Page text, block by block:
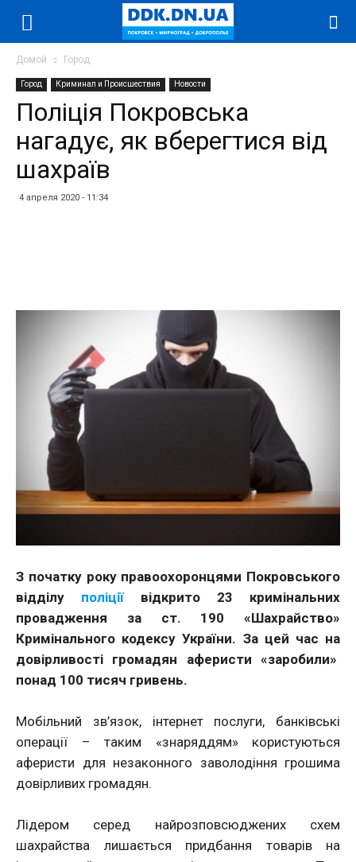
Домой Город
Город Криминал и Происшествия Новости
Поліція Покровська
нагадує, як вберегтися від
шахраїв
4 апреля 2020 - 11:34
З початку року правоохоронцями Покровського
відділу поліціївідкрито 23 кримінальних
провадження за ст. 190 «Шахрайство»
Кримінального кодексу України. За цей час на
довірливості громадян аферисти «заробили»
понад 100 тисяч гривень.
Мобільний зв’язок, інтернет послуги, банківські
операції – таким «знаряддям» користуються
аферисти для незаконного заволодіння грошима
довірливих громадян.
Лідером серед найрозповсюджених схем
шахрайства лишається придбання товарів на